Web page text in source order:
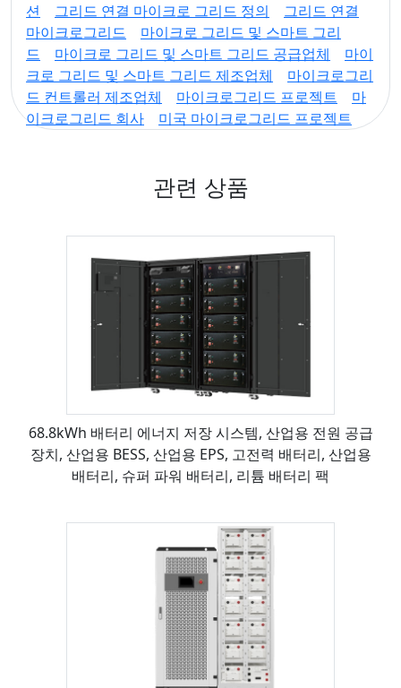
션
그리드 연결 마이크로 그리드 정의
그리드 연결
마이크로그리드
마이크로 그리드 및 스마트 그리
드
마이크로 그리드 및 스마트 그리드 공급업체
마이
크로 그리드 및 스마트 그리드 제조업체
마이크로그리
드 컨트롤러 제조업체
마이크로그리드 프로젝트
마
이크로그리드 회사
미국 마이크로그리드 프로젝트
관련 상품
68.8kWh 배터리 에너지 저장 시스템, 산업용 전원 공급
장치, 산업용 BESS, 산업용 EPS, 고전력 배터리, 산업용
배터리, 슈퍼 파워 배터리, 리튬 배터리 팩